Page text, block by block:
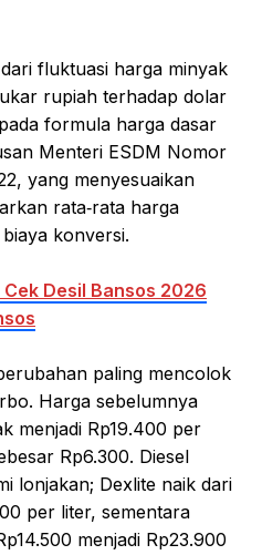
fluktuasi harga minyak
rupiah terhadap dolar
formula harga dasar
Menteri ESDM Nomor
yang menyesuaikan
rata‑rata harga
konversi.
Desil Bansos 2026
paling mencolok
Harga sebelumnya
menjadi Rp19.400 per
Rp6.300. Diesel
lonjakan; Dexlite naik dari
per liter, sementara
menjadi Rp23.900